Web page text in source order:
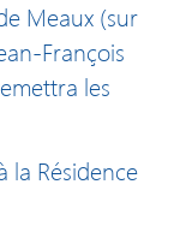
Meaux (sur
François
les
la Résidence